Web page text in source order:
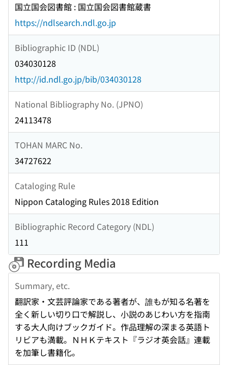
国立国会図書館 : 国立国会図書館蔵書
https://ndlsearch.ndl.go.jp
Bibliographic ID (NDL)
034030128
http://id.ndl.go.jp/bib/034030128
National Bibliography No. (JPNO)
24113478
TOHAN MARC No.
34727622
Cataloging Rule
Nippon Cataloging Rules 2018 Edition
Bibliographic Record Category (NDL)
111
Recording Media
Summary, etc.
翻訳家・文芸評論家である著者が、誰もが知る名著を
全く新しい切り口で解説し、小説のあじわい方を指南
する大人向けブックガイド。作品理解の深まる英語ト
リビアも満載。ＮＨＫテキスト『ラジオ英会話』連載
を加筆し書籍化。